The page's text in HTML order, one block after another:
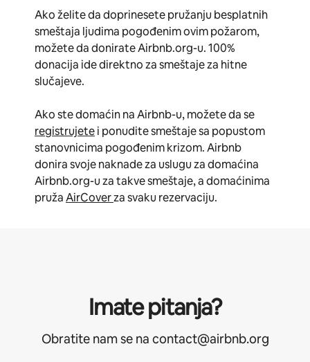
Ako želite da doprinesete pružanju besplatnih
smeštaja ljudima pogođenim ovim požarom,
možete da donirate Airbnb.org-u. 100%
donacija ide direktno za smeštaje za hitne
slučajeve.
Ako ste domaćin na Airbnb-u, možete da se
registrujetei ponudite smeštaje sa popustom
stanovnicima pogođenim krizom. Airbnb
donira svoje naknade za uslugu za domaćina
Airbnb.org-u za takve smeštaje, a domaćinima
pružaAirCoverza svaku rezervaciju.
Imate pitanja?
Obratite nam se na contact@airbnb.org